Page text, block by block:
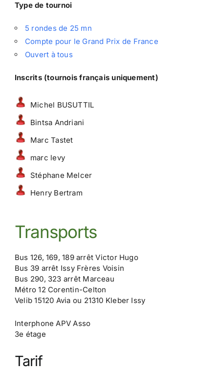
Type de tournoi
5 rondes de 25 mn
Compte pour le Grand Prix de France
Ouvert à tous
Inscrits (tournois français uniquement)
Michel BUSUTTIL
Bintsa Andriani
Marc Tastet
marc levy
Stéphane Melcer
Henry Bertram
Transports
Bus 126, 169, 189 arrêt Victor Hugo
Bus 39 arrêt Issy Frères Voisin
Bus 290, 323 arrêt Marceau
Métro 12 Corentin-Celton
Velib 15120 Avia ou 21310 Kleber Issy
Interphone APV Asso
3e étage
Tarif